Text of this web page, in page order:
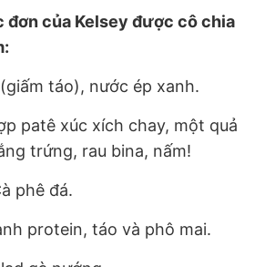
đơn của Kelsey được cô chia
táo), nước ép xanh.
patê xúc xích chay, một quả
trứng, rau bina, nấm!
phê đá.
protein, táo và phô mai.